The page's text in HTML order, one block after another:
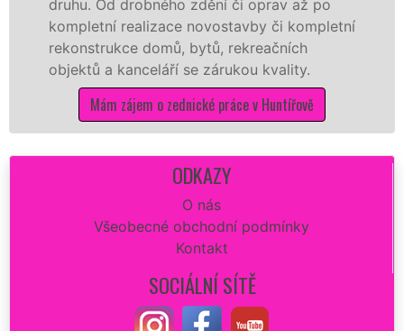
Od drobného zdění či oprav až po
realizace novostavby či kompletní
domů, bytů, rekreačních
a kanceláří se zárukou kvality.
Mám zájem o zednické práce v Huntířově
ODKAZY
O nás
Všeobecné obchodní podmínky
Kontakt
SOCIÁLNÍ SÍTĚ